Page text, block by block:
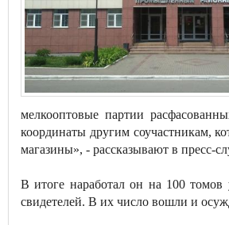
мелкооптовые партии
координаты другим соучастникам,
магазины», - рассказывают в пресс-
В итоге наработал он на 100 томов
свидетелей. В их число вошли и